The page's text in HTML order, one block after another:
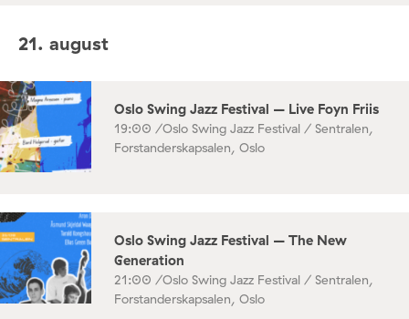
21. august
Oslo Swing Jazz Festival – Live Foyn Friis
19:00 /Oslo Swing Jazz Festival / Sentralen,
Forstanderskapsalen, Oslo
Oslo Swing Jazz Festival – The New
Generation
21:00 /Oslo Swing Jazz Festival / Sentralen,
Forstanderskapsalen, Oslo